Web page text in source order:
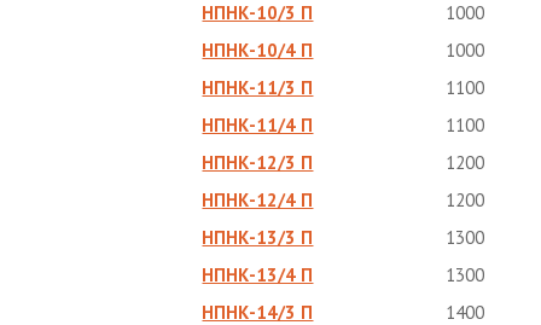
НПНК-10/3 П
1000
НПНК-10/4 П
1000
НПНК-11/3 П
1100
НПНК-11/4 П
1100
НПНК-12/3 П
1200
НПНК-12/4 П
1200
НПНК-13/3 П
1300
НПНК-13/4 П
1300
НПНК-14/3 П
1400